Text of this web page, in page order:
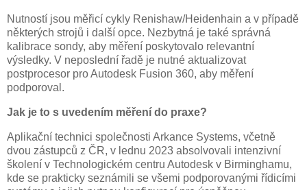
Nutností jsou měřicí cykly Renishaw/Heidenhain a v případě
některých strojů i další opce. Nezbytná je také správná
kalibrace sondy, aby měření poskytovalo relevantní
výsledky. V neposlední řadě je nutné aktualizovat
postprocesor pro Autodesk Fusion 360, aby měření
podporoval.
Jak je to s uvedením měření do praxe?
Aplikační technici společnosti Arkance Systems, včetně
dvou zástupců z ČR, v lednu 2023 absolvovali intenzivní
školení v Technologickém centru Autodesk v Birminghamu,
kde se prakticky seznámili se všemi podporovanými řídicími